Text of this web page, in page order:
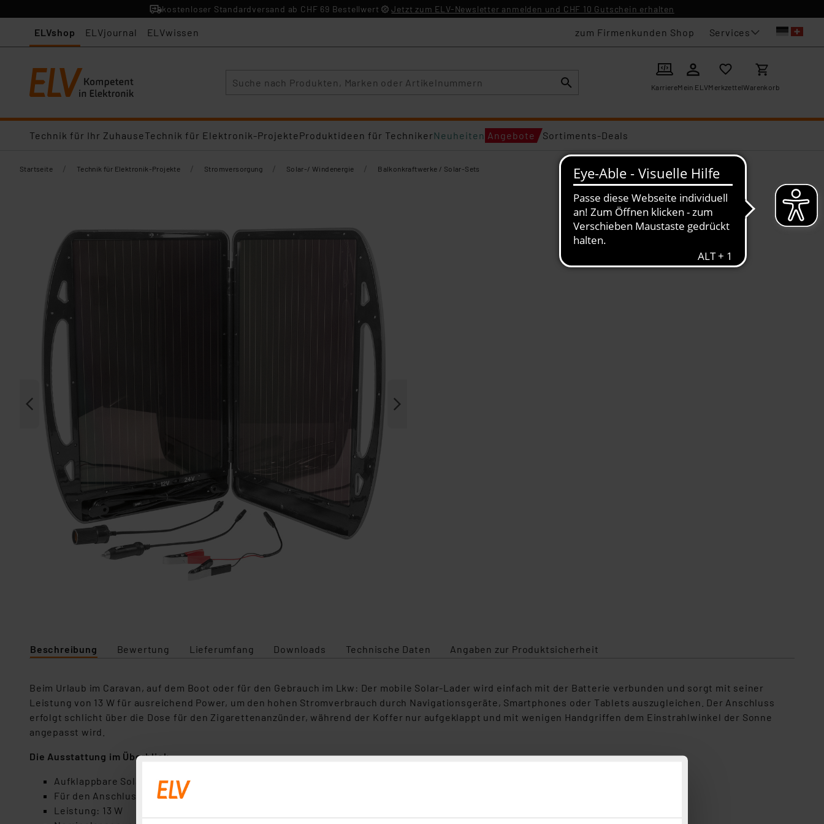
kostenloser Standardversand ab CHF 69 Bestellwert Jetzt zum ELV-Newsletter anmelden und CHF 10 Gutschein erhalten
ELVshop ELVjournal ELVwissen zum Firmenkunden Shop Services
KarriereMein ELVMerkzettelWarenkorb
Technik für Ihr ZuhauseTechnik für Elektronik-ProjekteProduktideen für TechnikerNeuheiten Angebote Sortiments-Deals
Startseite / Technik für Elektronik-Projekte / Stromversorgung / Solar-/ Windenergie / Balkonkraftwerke / Solar-Sets
Beschreibung Bewertung Lieferumfang Downloads Technische Daten Angaben zur Produktsicherheit
Beim Urlaub im Caravan, auf dem Boot oder für den Gebrauch im Lkw: Der mobile Solar-Lader wird einfach mit der Batterie verbunden und sorgt mit seiner
Leistung von 13 W für ausreichend Power, um den hohen Stromverbrauch durch Navigationsgeräte, Smartphones oder Tablets auszugleichen. Der Anschluss
erfolgt schlicht über die Dose für den Zigarettenanzünder, während der Koffer nur aufgeklappt und mit wenigen Handgriffen dem Einstrahlwinkel der Sonne
angepasst wird.
Die Ausstattung im Überblick:
Aufklappbare Solareinheit im praktischen Tragekoffer
Für den Anschluss an die Caravan-, Pkw-, Lkw- oder Bootsbatterie
Leistung: 13 W